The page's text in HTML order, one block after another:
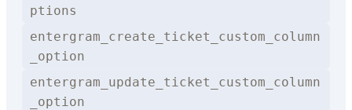
ptions
entergram_create_ticket_custom_column
_option
entergram_update_ticket_custom_column
_option